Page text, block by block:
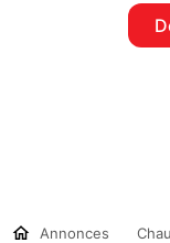
Annonces